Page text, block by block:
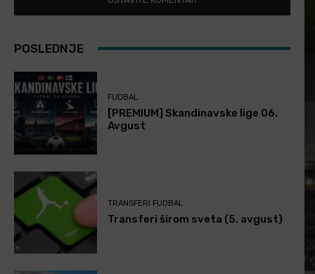
POSLEDNJE
FUDBAL
[PREMIUM] Skandinavske lige 06.
Avgust
TRANSFERI FUDBAL
Transferi širom sveta (5. avgust)